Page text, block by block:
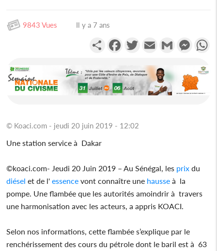
9843 Vues Il y a 7 ans
PartagerFacebookTwitterEmail Gmail
© Koaci.com - jeudi 20 juin 2019 - 12:02
Une station service à Dakar
©koaci.com- Jeudi 20 Juin 2019 – Au Sénégal, les prix du
diésel et de l'essence vont connaître une hausse à la
pompe. Une flambée que les autorités amoindrir à travers
une harmonisation avec les acteurs, a appris KOACI.
Selon nos informations, cette flambée s’explique par le
renchérissement des cours du pétrole dont le baril est à 63